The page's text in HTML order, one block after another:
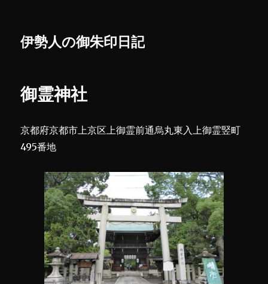
伊勢人の御朱印日記
御霊神社
京都府京都市上京区上御霊前通烏丸東入上御霊竪町
495番地